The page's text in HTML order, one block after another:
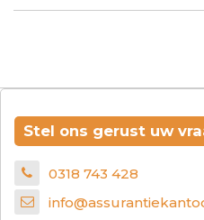
Stel ons gerust uw
0318 743 428